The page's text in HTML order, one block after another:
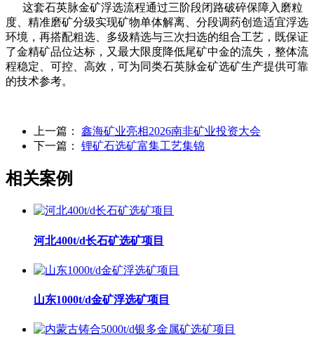
这套石英脉金矿浮选流程通过三阶段闭路破碎保障入磨粒
度、精准磨矿分级实现矿物单体解离、分段调药创造适宜浮选
环境，再搭配粗选、多级精选与三次扫选的组合工艺，既保证
了金精矿品位达标，又最大限度降低尾矿中金的流失，整体流
程稳定、可控、高效，可为同类石英脉金矿选矿生产提供可靠
的技术参考。
上一篇： 鑫海矿业亮相2026南非矿业投资大会
下一篇： 锂矿石选矿富集工艺集锦
相关案例
河北400t/d长石矿选矿项目
山东1000t/d金矿浮选矿项目